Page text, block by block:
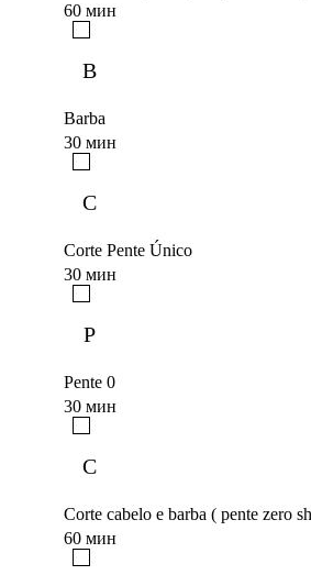
60 мин
B
Barba
30 мин
C
Corte Pente Único
30 мин
P
Pente 0
30 мин
C
Corte cabelo e barba ( pente zero
60 мин